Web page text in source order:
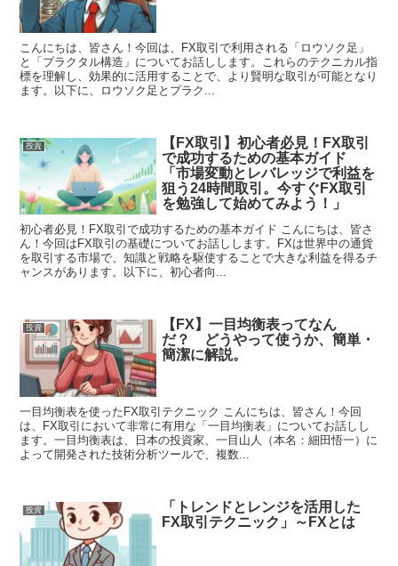
こんにちは、皆さん！今回は、FX取引で利用される「ロウソク足」
と「プラクタル構造」についてお話しします。これらのテクニカル指
標を理解し、効果的に活用することで、より賢明な取引が可能となり
ます。以下に、ロウソク足とプラク...
投資
【FX取引】初心者必見！FX取引
で成功するための基本ガイド
「市場変動とレバレッジで利益を
狙う24時間取引。今すぐFX取引
を勉強して始めてみよう！」
初心者必見！FX取引で成功するための基本ガイド こんにちは、皆さ
ん！今回はFX取引の基礎についてお話しします。FXは世界中の通貨
を取引する市場で、知識と戦略を駆使することで大きな利益を得るチ
ャンスがあります。以下に、初心者向...
投資
【FX】一目均衡表ってなん
だ？ どうやって使うか、簡単・
簡潔に解説。
一目均衡表を使ったFX取引テクニック こんにちは、皆さん！今回
は、FX取引において非常に有用な「一目均衡表」についてお話しし
ます。一目均衡表は、日本の投資家、一目山人（本名：細田悟一）に
よって開発された技術分析ツールで、複数...
投資
「トレンドとレンジを活用した
FX取引テクニック」～FXとは